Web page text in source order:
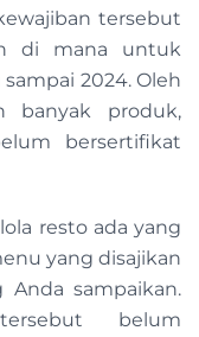
tersebut
di mana untuk
2024. Oleh
banyak produk,
bersertifikat
resto ada yang
yang disajikan
Anda sampaikan.
belum